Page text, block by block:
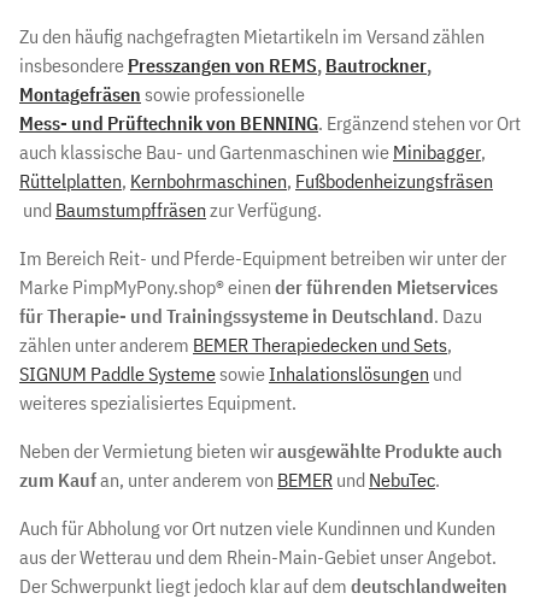
Zu den häufig nachgefragten Mietartikeln im Versand zählen
insbesondere Presszangen von REMS, Bautrockner,
Montagefräsen sowie professionelle
Mess- und Prüftechnik von BENNING. Ergänzend stehen vor Ort
auch klassische Bau- und Gartenmaschinen wie Minibagger,
Rüttelplatten, Kernbohrmaschinen, Fußbodenheizungsfräsen
und Baumstumpffräsen zur Verfügung.
Im Bereich Reit- und Pferde-Equipment betreiben wir unter der
Marke PimpMyPony.shop® einen der führenden Mietservices
für Therapie- und Trainingssysteme in Deutschland. Dazu
zählen unter anderem BEMER Therapiedecken und Sets,
SIGNUM Paddle SystemesowieInhalationslösungen und
weiteres spezialisiertes Equipment.
Neben der Vermietung bieten wirausgewählte Produkte auch
zum Kaufan, unter anderem von BEMER und NebuTec.
Auch für Abholung vor Ort nutzen viele Kundinnen und Kunden
aus der Wetterau und dem Rhein-Main-Gebiet unser Angebot.
Der Schwerpunkt liegt jedoch klar auf dem deutschlandweiten